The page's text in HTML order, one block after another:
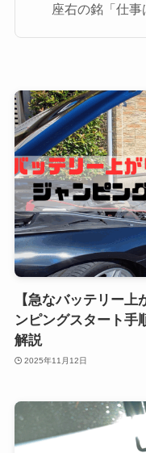
座右の銘「仕事
【急なバッテリー
ンピングスタート手
解説
2025年11月12日